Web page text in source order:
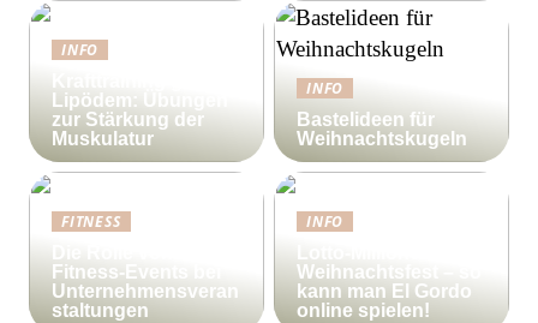
INFO
Lipödem: Übungen
zur Stärkung der
Muskulatur
INFO
Bastelideen für
Weihnachtskugeln
FITNESS
Fitness-Events bei
Unternehmensveran
staltungen
INFO
Weihnachtsfest – so
kann man El Gordo
online spielen!